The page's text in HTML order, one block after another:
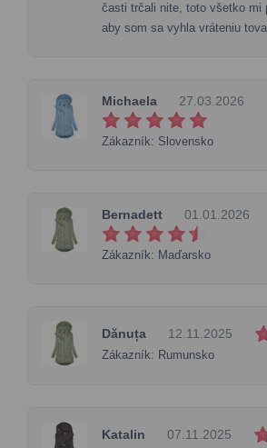
časti trčali nite, toto všetko mi
aby som sa vyhla vráteniu
Michaela 27.03.2026
Zákazník: Slovensko
Bernadett 01.01.2026
Zákazník: Maďarsko
Dănuța 12.11.2025
Zákazník: Rumunsko
Katalin 07.11.2025